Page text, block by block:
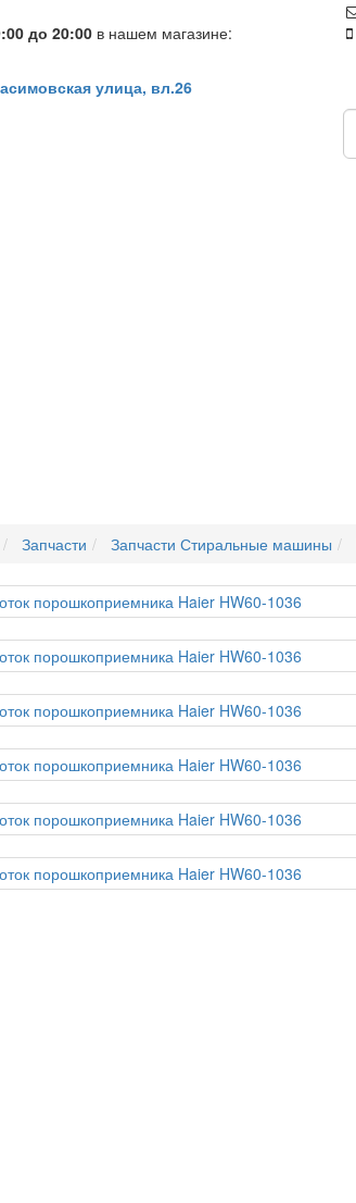
до 20:00 в нашем магазине:
улица, вл.26
Запчасти Запчасти Стиральные машины